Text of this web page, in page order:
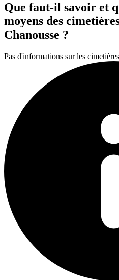
Que faut-il savoir et
moyens des
Chanousse ?
Pas d'informations sur les